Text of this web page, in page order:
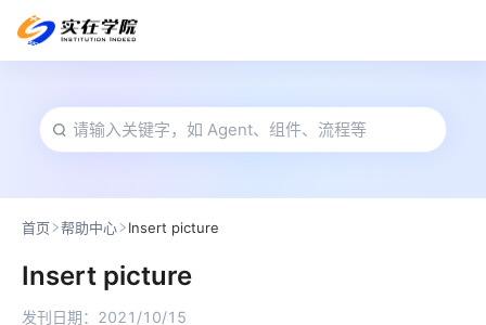
首页 帮助中心 Insert picture
Insert picture
发刊日期： 2021/10/15